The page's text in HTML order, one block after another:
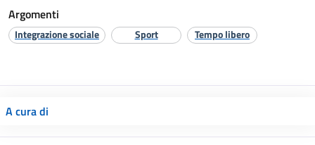
Argomenti
Integrazione sociale Sport Tempo libero
A cura di